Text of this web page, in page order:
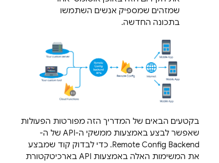
שמזהים שמספיק אנשים השתמשו
בתכונה החדשה.
בקטעים הבאים של המדריך הזה מפורטות הפעולות
שאפשר לבצע באמצעות ממשקי ה-API של ה-
Backend‏
Remote Config. כדי לבדוק קוד שמבצע
את המשימות האלה באמצעות API בארכיטקטורת